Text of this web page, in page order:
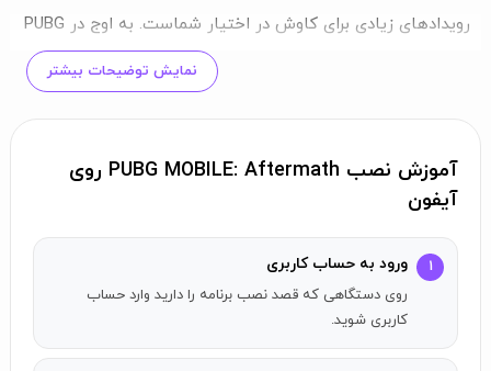
رویدادهای زیادی برای کاوش در اختیار شماست. به اوج در PUBG
MOBILE صعود کنید و با اراده شلیک کنید. PUBG MOBILE بازی
اصلی بتل رویال روی موبایل و یکی از بهترین بازی‌های تیراندازی
نبردهای شدید در مسابقات 10 دقیقه‌ای
پاسخ دهید و با اراده شلیک کنید.
مکان‌ها و حالت‌های بسیار متنوع
PUBG MOBILE دارای نقشه‌ها و مکانیک‌های بازی زیادی است که
تجربه بقا هیجان‌انگیزی را ارائه می‌دهند. دوستان خود را پیدا
نمایش توضیحات بیشتر
آموزش نصب PUBG MOBILE: Aftermath روی
آیفون
۱ ورود به حساب کاربری
روی دستگاهی که قصد نصب برنامه را دارید وارد حساب
کاربری شوید.